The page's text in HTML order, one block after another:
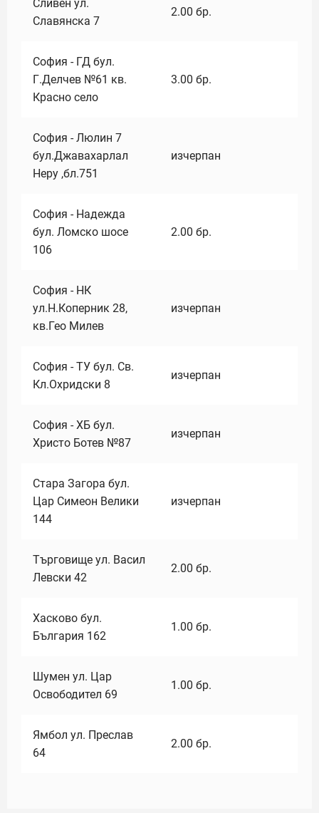
Сливен ул.
Славянска 7
2.00 бр.
София - ГД бул.
Г.Делчев №61 кв.
Красно село
3.00 бр.
София - Люлин 7
бул.Джавахарлал
Неру ,бл.751
изчерпан
София - Надежда
бул. Ломско шосе
106
2.00 бр.
София - НК
ул.Н.Коперник 28,
кв.Гео Милев
изчерпан
София - ТУ бул. Св.
Кл.Охридски 8
изчерпан
София - ХБ бул.
Христо Ботев №87
изчерпан
Стара Загора бул.
Цар Симеон Велики
144
изчерпан
Търговище ул. Васил
Левски 42
2.00 бр.
Хасково бул.
България 162
1.00 бр.
Шумен ул. Цар
Освободител 69
1.00 бр.
Ямбол ул. Преслав
64
2.00 бр.